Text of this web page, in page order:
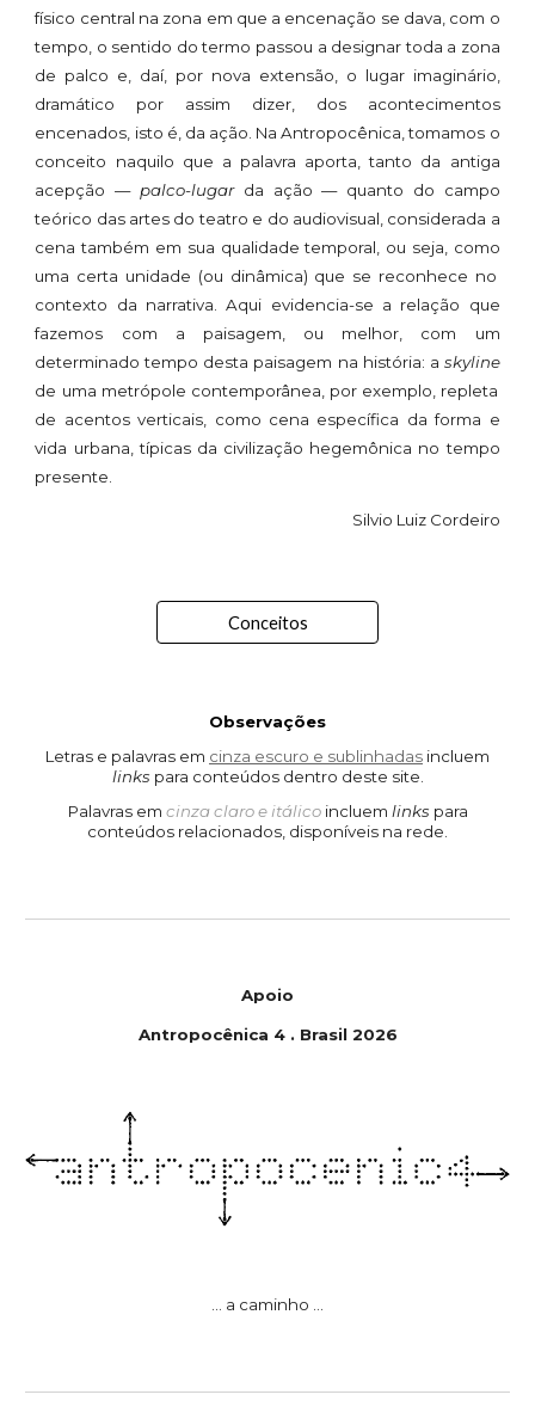
físico central na zona em que a encenação se dava , com o
tempo, o sentido do termo passou a designar toda a zona
de palco e, daí, por nova extensão, o lugar imaginário,
dramático por assim dizer, dos acontecimentos
encenados, isto é, da ação. Na Antropocênica, tomamos o
conceito naquilo que a palavra aporta, tanto da antiga
acepção — palco-lugarda ação — quanto do campo
teórico das artes do teatro e do audiovisual, considerada a
cena também em sua qualidade temporal, ou seja, como
uma certa unidade (ou dinâmica) que se reconhece no
contexto da narrativa. Aqui evidencia-se a relação que
fazemos com a paisagem, ou melhor, com um
determinado tempo desta paisagem na história: a skyline
de uma metrópole contemporânea, por exemplo, repleta
de acentos verticais, como cena específica da forma e
vida urbana, típicas da civilização hegemônica no tempo
presente.
Silvio Luiz Cordeiro
Conceitos
Observações
Letras e palavras em cinza escuro e sublinhadas incluem
links para conteúdos dentro deste site.
Palavras em cinza claro e itálico incluem links para
conteúdos relacionados, disponíveis na rede.
Apoio
Antropocênica 4. Brasil 2026
... a caminho ...